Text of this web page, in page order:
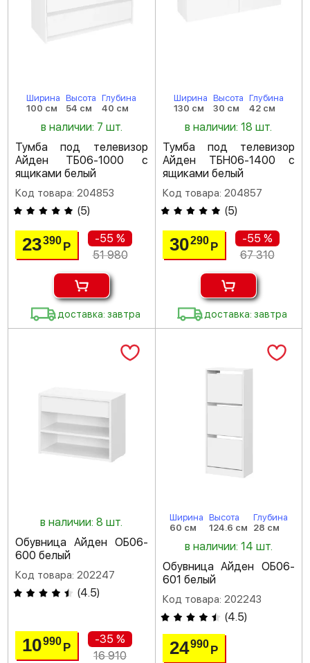
Ширина
100 см
Высота
54 см
Глубина
40 см
в наличии: 7 шт.
Тумба под телевизор
Айден ТБ06-1000 с
ящиками белый
Код товара: 204853
(5)
23390Р
-55 %
51 980
доставка: завтра
Ширина
130 см
Высота
30 см
Глубина
42 см
в наличии: 18 шт.
Тумба под телевизор
Айден ТБН06-1400 с
ящиками белый
Код товара: 204857
(5)
30290 Р
-55 %
67 310
доставка: завтра
в наличии: 8 шт.
Обувница Айден ОБ06-
600 белый
Код товара: 202247
(4.5)
10990Р
-35 %
16 910
Ширина
60 см
Высота
124.6 см
Глубина
28 см
в наличии: 14 шт.
Обувница Айден ОБ06-
601 белый
Код товара: 202243
(4.5)
24990 Р